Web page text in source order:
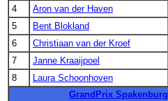
4
Aron van der Haven
5
Bent Blokland
6
Christiaan van der Kroef
7
Janne Kraaijpoel
8
Laura Schoonhoven
GrandPrix Spakenburg